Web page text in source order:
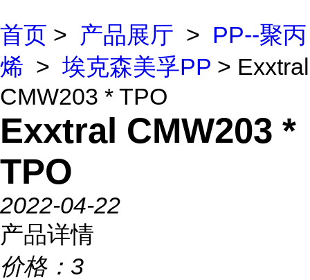
首页 > 产品展厅 > PP--聚丙
烯 > 埃克森美孚PP > Exxtral
CMW203 * TPO
Exxtral CMW203 *
TPO
2022-04-22
产品详情
价格： 3